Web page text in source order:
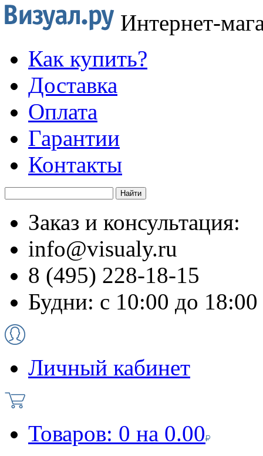
Интернет-
Как купить?
Доставка
Оплата
Гарантии
Контакты
Заказ и консультация:
info@visualy.ru
8 (495) 228-18-15
Будни: с 10:00 до 18:00
Личный кабинет
Товаров: 0 на 0.00